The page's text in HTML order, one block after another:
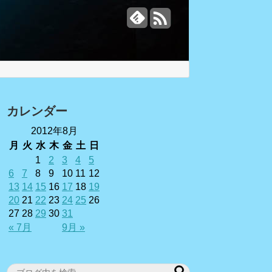
カレンダー
2012年8月
月
火 水 木 金 土 日
« 7月 9月 »
1 2 3 4
5
6
7 8 9 10 11 12
13 14 15 16 17 18 19
20 21 22 23 24 25 26
27 28 29 30 31